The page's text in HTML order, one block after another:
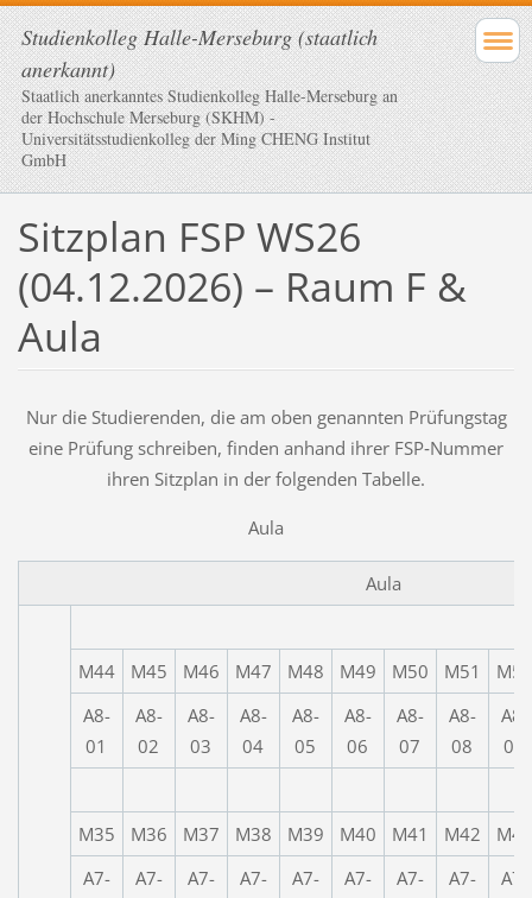
Studienkolleg Halle-Merseburg (staatlich
anerkannt)
Staatlich anerkanntes Studienkolleg Halle-Merseburg an
der Hochschule Merseburg (SKHM) -
Universitätsstudienkolleg der Ming CHENG Institut
GmbH
Sitzplan FSP WS26
(04.12.2026) – Raum F &
Aula
Nur die Studierenden, die am oben genannten Prüfungstag
eine Prüfung schreiben, finden anhand ihrer FSP‑Nummer
ihren Sitzplan in der folgenden Tabelle.
Aula
Aula
M44 M45 M46 M47 M48 M49 M50 M51
M52
A8-
01
A8-
02
A8-
03
A8-
04
A8-
05
A8-
06
A8-
07
A8-
08
A8-
09
M35 M36 M37 M38 M39 M40 M41 M42
M43
A7-
A7-
A7-
A7-
A7-
A7-
A7-
A7-
A7-